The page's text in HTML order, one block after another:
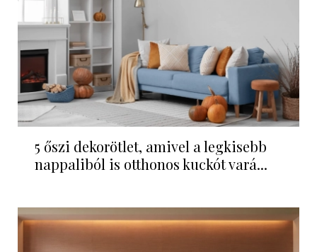
5 őszi dekorötlet, amivel a legkisebb
nappaliból is otthonos kuckót vará...